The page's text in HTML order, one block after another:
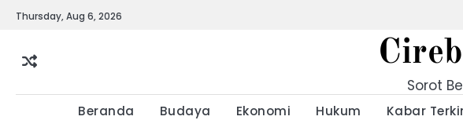
SkipThursday, Aug 6, 2026
Sorot
Beranda Budaya Ekonomi Hukum Kabar